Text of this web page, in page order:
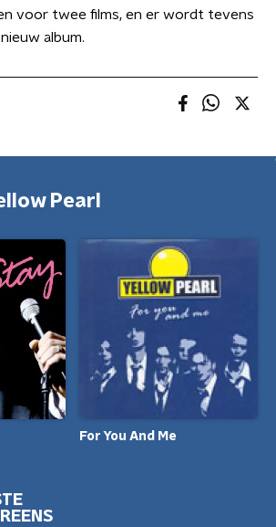
voor twee films, en er wordt tevens
album.
Pearl
For You And Me